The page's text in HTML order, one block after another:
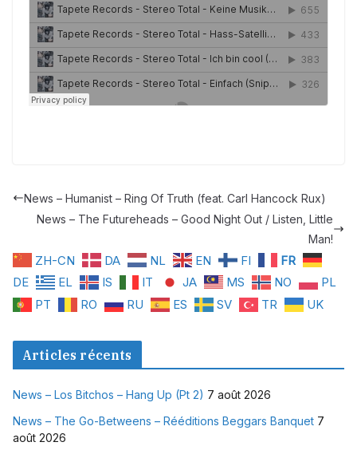
News – Humanist – Ring Of Truth (feat. Carl Hancock Rux)
News – The Futureheads – Good Night Out / Listen, Little
Man!
ZH-CN DA NL EN FI
FR
DE
EL IS IT JA MS NO
PL
PT
RO RU ES SV TR UK
Articles récents
News – Los Bitchos – Hang Up (Pt 2) 7 août 2026
News – The Go-Betweens – Rééditions Beggars Banquet 7
août 2026